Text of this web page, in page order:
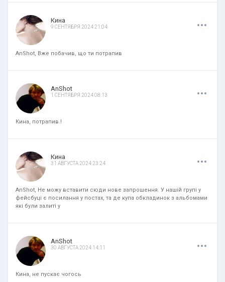
Кина
9 СЕНТЯБРЯ 2024 21:04 ...
AnShot, Вже побачив, що ти потрапив
AnShot
1 СЕНТЯБРЯ 2024 08:13 ...
Кина, потрапив.!
Кина
31 АВГУСТА 2024 23:24 ...
AnShot, Не можу вставити сюди нове запрошення. У нашій групі у
фейсбуці є посилання у постах, та де купа обкладинок з альбомами
які були залиті у
AnShot
30 АВГУСТА 2024 14:11 ...
Кина, не пускає чогось